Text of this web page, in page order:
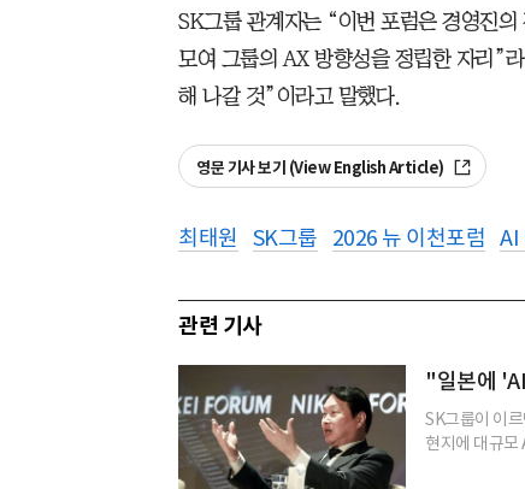
SK그룹 관계자는 “이번 포럼은 경영진
모여 그룹의 AX 방향성을 정립한 자리”
해 나갈 것”이라고 말했다.
영문 기사 보기 (View English Article)
최태원 SK그룹 2026 뉴 이천포럼 AI
관련 기사
"일본에
SK그룹이 이
현지에 대규모